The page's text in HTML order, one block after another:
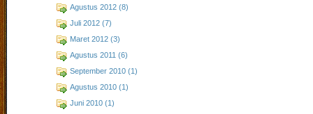
Agustus 2012 (8)
Juli 2012 (7)
Maret 2012 (3)
Agustus 2011 (6)
September 2010 (1)
Agustus 2010 (1)
Juni 2010 (1)